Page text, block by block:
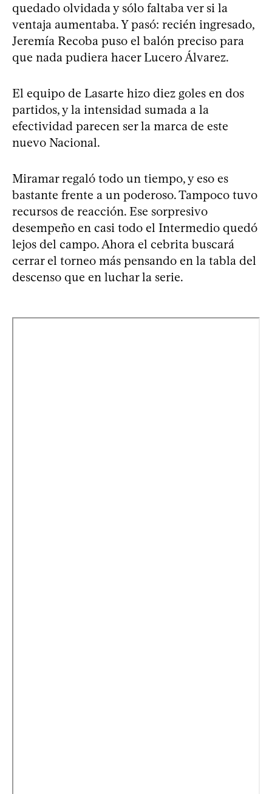
quedado olvidada y sólo faltaba ver si la
ventaja aumentaba. Y pasó: recién ingresado,
Jeremía Recoba puso el balón preciso para
que nada pudiera hacer Lucero Álvarez.
El equipo de Lasarte hizo diez goles en dos
partidos, y la intensidad sumada a la
efectividad parecen ser la marca de este
nuevo Nacional.
Miramar regaló todo un tiempo, y eso es
bastante frente a un poderoso. Tampoco tuvo
recursos de reacción. Ese sorpresivo
desempeño en casi todo el Intermedio quedó
lejos del campo. Ahora el cebrita buscará
cerrar el torneo más pensando en la tabla del
descenso que en luchar la serie.